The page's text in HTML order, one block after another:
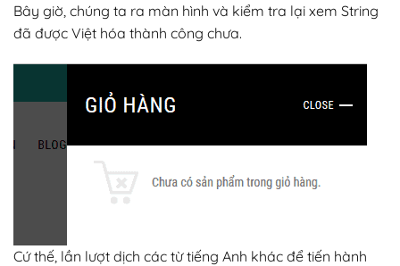
Bây giờ, chúng ta ra màn hình và kiểm tra lại xem String
đã được Việt hóa thành công chưa.
Cứ thế, lần lượt dịch các từ tiếng Anh khác để tiến hành